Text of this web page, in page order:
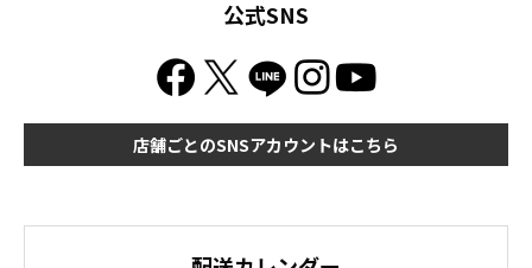
公式SNS
店舗ごとのSNSアカウントはこちら